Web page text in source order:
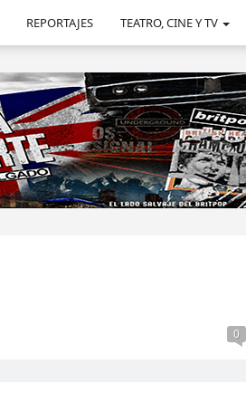
REPORTAJES TEATRO, CINE Y TV
0